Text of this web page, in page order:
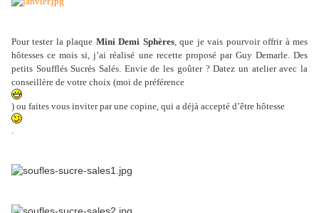
Pour tester la plaque Mini Demi Sphères, que je vais pourvoir offrir à mes
hôtesses ce mois si, j’ai réalisé une recette proposé par Guy Demarle. Des
petits Soufflés Sucrés Salés. Envie de les goûter ? Datez un atelier avec la
conseillère de votre choix (moi de préférence
) ou faites vous inviter par une copine, qui a déjà accepté d’être hôtesse
.